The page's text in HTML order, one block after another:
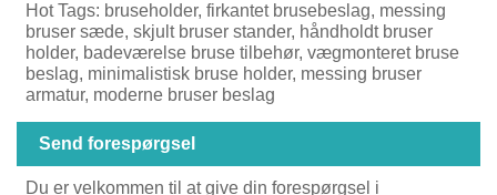
Hot Tags: bruseholder, firkantet brusebeslag, messing
bruser sæde, skjult bruser stander, håndholdt bruser
holder, badeværelse bruse tilbehør, vægmonteret bruse
beslag, minimalistisk bruse holder, messing bruser
armatur, moderne bruser beslag
Send forespørgsel
Du er velkommen til at give din forespørgsel i